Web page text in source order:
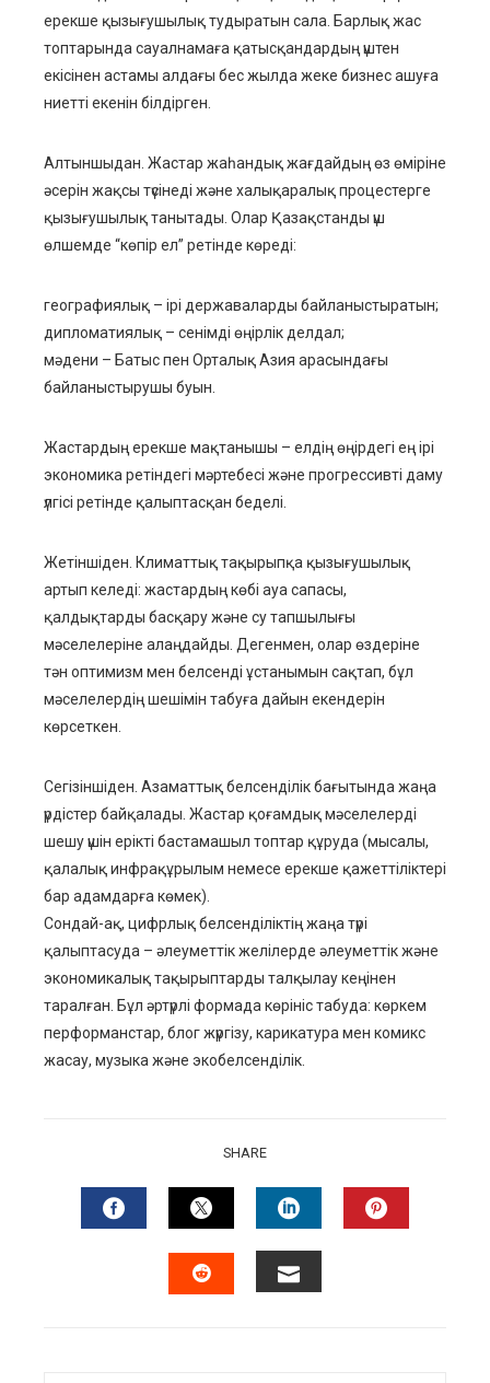
ерекше қызығушылық тудыратын сала. Барлық жас
топтарында сауалнамаға қатысқандардың үштен
екісінен астамы алдағы бес жылда жеке бизнес ашуға
ниетті екенін білдірген.
Алтыншыдан. Жастар жаһандық жағдайдың өз өміріне
әсерін жақсы түсінеді және халықаралық процестерге
қызығушылық танытады. Олар Қазақстанды үш
өлшемде “көпір ел” ретінде көреді:
географиялық – ірі державаларды байланыстыратын;
дипломатиялық – сенімді өңірлік делдал;
мәдени – Батыс пен Орталық Азия арасындағы
байланыстырушы буын.
Жастардың ерекше мақтанышы – елдің өңірдегі ең ірі
экономика ретіндегі мәртебесі және прогрессивті даму
үлгісі ретінде қалыптасқан беделі.
Жетіншіден. Климаттық тақырыпқа қызығушылық
артып келеді: жастардың көбі ауа сапасы,
қалдықтарды басқару және су тапшылығы
мәселелеріне алаңдайды. Дегенмен, олар өздеріне
тән оптимизм мен белсенді ұстанымын сақтап, бұл
мәселелердің шешімін табуға дайын екендерін
көрсеткен.
Сегізіншіден. Азаматтық белсенділік бағытында жаңа
үрдістер байқалады. Жастар қоғамдық мәселелерді
шешу үшін ерікті бастамашыл топтар құруда (мысалы,
қалалық инфрақұрылым немесе ерекше қажеттіліктері
бар адамдарға көмек).
Сондай-ақ, цифрлық белсенділіктің жаңа түрі
қалыптасуда – әлеуметтік желілерде әлеуметтік және
экономикалық тақырыптарды талқылау кеңінен
таралған. Бұл әртүрлі формада көрініс табуда: көркем
перформанстар, блог жүргізу, карикатура мен комикс
жасау, музыка және экобелсенділік.
SHARE
FACEBOOKTWITTERLINKEDIN